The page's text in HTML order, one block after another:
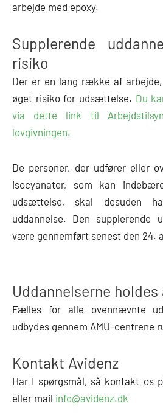
arbejde med epoxy.
Supplerende
risiko
Der er en lang række af
øget risiko for udsættelse. Du
via dette link til
lovgivningen.
De personer, der udfører eller
isocyanater, som kan
udsættelse, skal desuden
uddannelse. Den supplerende
være gennemført senest den 24.
Uddannelserne holdes
Fælles for alle ovennævnte
udbydes gennem AMU-centrene
Kontakt Avidenz
Har I spørgsmål, så kontakt os
eller mail info@avidenz.dk